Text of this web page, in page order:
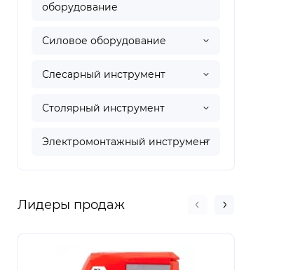
оборудование
Силовое оборудование
Слесарный инструмент
Столярный инструмент
Электромонтажный инструмент
Лидеры продаж